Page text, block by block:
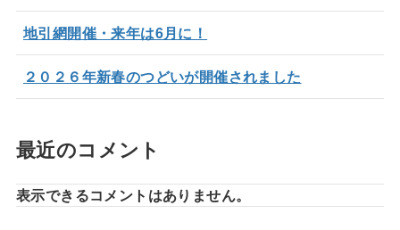
地引網開催・来年は6月に！
２０２６年新春のつどいが開催されました
最近のコメント
表示できるコメントはありません。